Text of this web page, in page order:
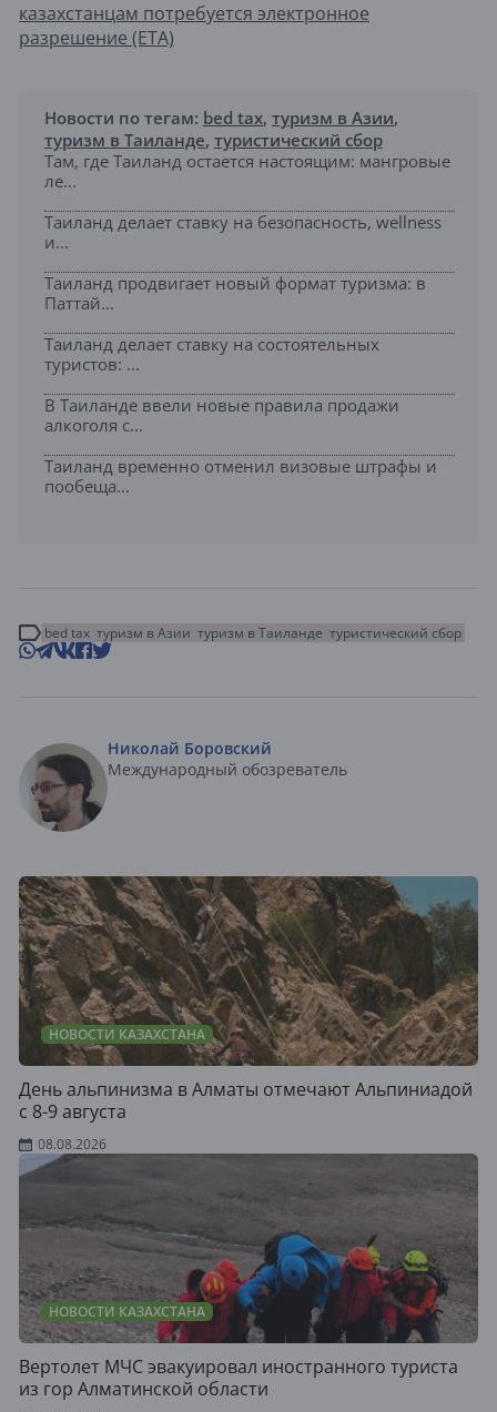
казахстанцам потребуется электронное
разрешение (ETA)
Новости по тегам: bed tax, туризм в Азии,
туризм в Таиланде, туристический сбор
Там, где Таиланд остается настоящим: мангровые
ле...
Таиланд делает ставку на безопасность, wellness
и...
Таиланд продвигает новый формат туризма: в
Паттай...
Таиланд делает ставку на состоятельных
туристов: ...
В Таиланде ввели новые правила продажи
алкоголя с...
Таиланд временно отменил визовые штрафы и
пообеща...
bed tax туризм в Азии туризм в Таиланде туристический сбор
Николай Боровский
Международный обозреватель
НОВОСТИ КАЗАХСТАНА
День альпинизма в Алматы отмечают Альпиниадой
с 8-9 августа
08.08.2026
НОВОСТИ КАЗАХСТАНА
Вертолет МЧС эвакуировал иностранного туриста
из гор Алматинской области